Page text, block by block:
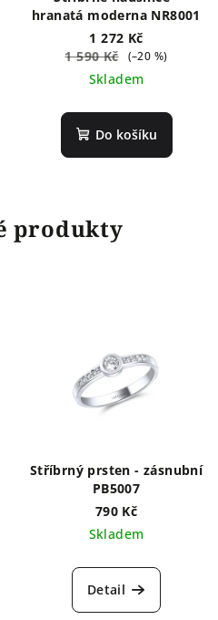
hranatá moderna NR8001
1 272 Kč
1 590 Kč
(–20 %)
Skladem
Do košíku
produkty
Stříbrný prsten - zásnubní
PB5007
790 Kč
Skladem
Detail